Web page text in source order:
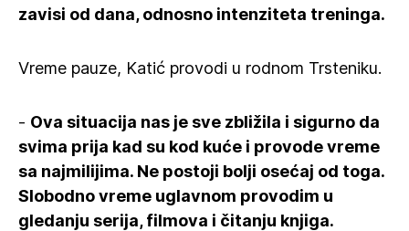
zavisi od dana, odnosno intenziteta treninga.
Vreme pauze, Katić provodi u rodnom Trsteniku.
- Ova situacija nas je sve zbližila i sigurno da
svima prija kad su kod kuće i provode vreme
sa najmilijima. Ne postoji bolji osećaj od toga.
Slobodno vreme uglavnom provodim u
gledanju serija, filmova i čitanju knjiga.